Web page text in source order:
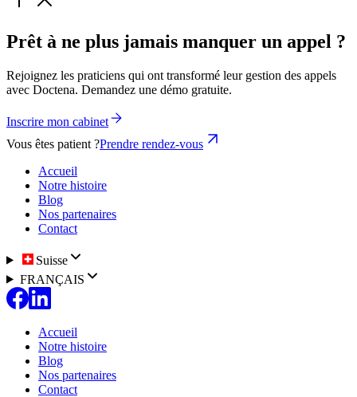
Prêt à ne plus jamais manquer un appel ?
Rejoignez les praticiens qui ont transformé leur gestion des appels
avec Doctena. Demandez une démo gratuite.
Inscrire mon cabinet
Vous êtes patient ?Prendre rendez-vous
Accueil
Notre histoire
Blog
Nos partenaires
Contact
Suisse
FRANÇAIS
Accueil
Notre histoire
Blog
Nos partenaires
Contact